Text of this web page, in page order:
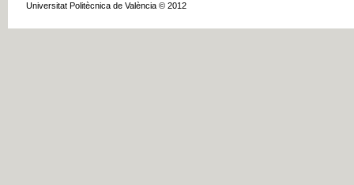
Universitat Politècnica de València © 2012